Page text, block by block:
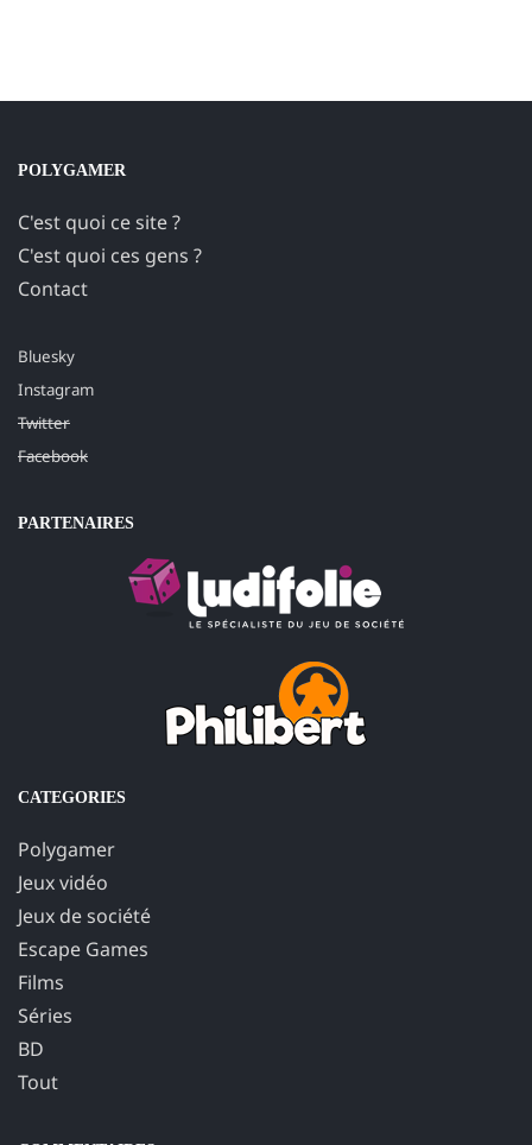
POLYGAMER
C'est quoi ce site ?
C'est quoi ces gens ?
Contact
Bluesky
Instagram
Twitter
Facebook
PARTENAIRES
CATEGORIES
Polygamer
Jeux vidéo
Jeux de société
Escape Games
Films
Séries
BD
Tout